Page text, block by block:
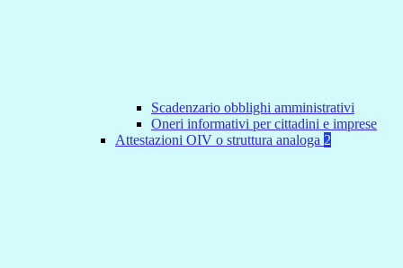
Scadenzario obblighi amministrativi
Oneri informativi per cittadini e imprese
Attestazioni OIV o struttura analoga 2